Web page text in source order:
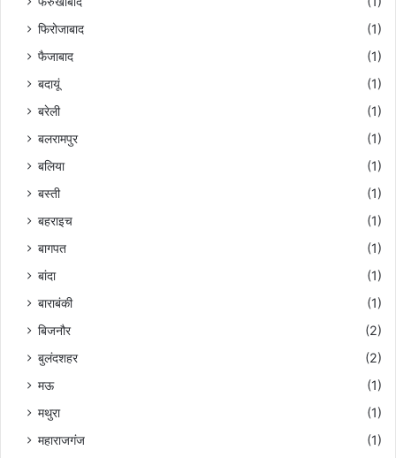
फिरोजाबाद
(1)
फैजाबाद
(1)
बदायूं
(1)
बरेली
(1)
बलरामपुर
(1)
बलिया
(1)
बस्ती
(1)
बहराइच
(1)
बागपत
(1)
बांदा
(1)
बाराबंकी
(1)
बिजनौर
(2)
बुलंदशहर
(2)
मऊ
(1)
मथुरा
(1)
महाराजगंज
(1)